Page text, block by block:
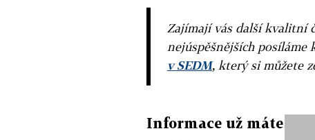
Zajímají vás další kvalitní
nejúspěšnějších posíláme
v SEDM, který si můžete
Informace už máte